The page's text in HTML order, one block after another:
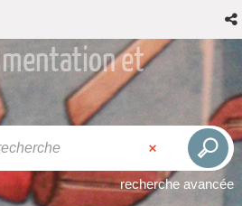
et
recherche avancée